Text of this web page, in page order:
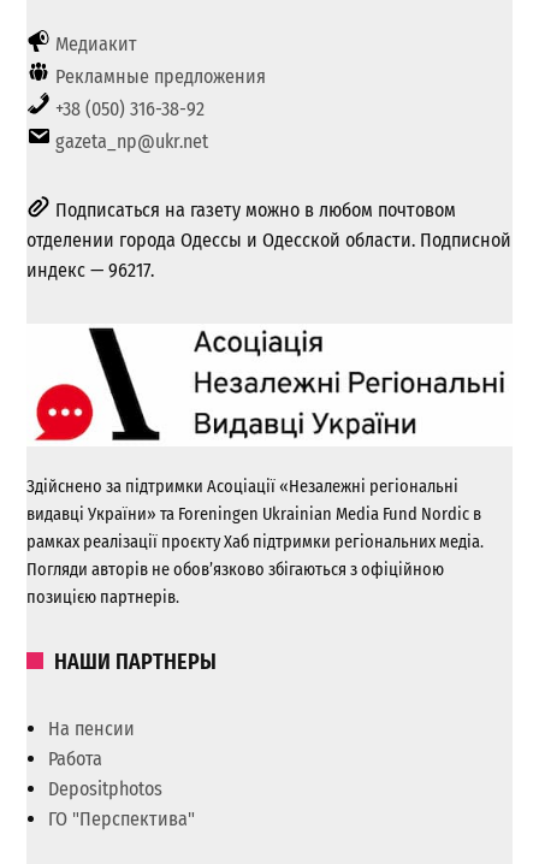
Медиакит
Рекламные предложения
+38 (050) 316-38-92
gazeta_np@ukr.net
Подписаться на газету можно в любом почтовом
отделении города Одессы и Одесской области. Подписной
индекс — 96217.
Здійснено за підтримки Асоціації «Незалежні регіональні
видавці України» та Foreningen Ukrainian Media Fund Nordic в
рамках реалізації проєкту Хаб підтримки регіональних медіа.
Погляди авторів не обов’язково збігаються з офіційною
позицією партнерів.
НАШИ ПАРТНЕРЫ
На пенсии
Работа
Depositphotos
ГО "Перспектива"